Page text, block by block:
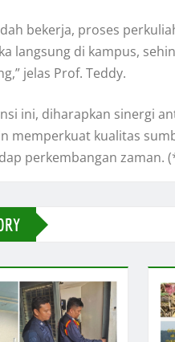
bekerja, proses
langsung di kampus,
jelas Prof. Teddy.
ini, diharapkan sinergi
memperkuat kualitas
perkembangan zaman.